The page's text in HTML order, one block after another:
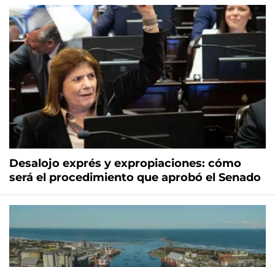
Desalojo exprés y expropiaciones: cómo
será el procedimiento que aprobó el Senado